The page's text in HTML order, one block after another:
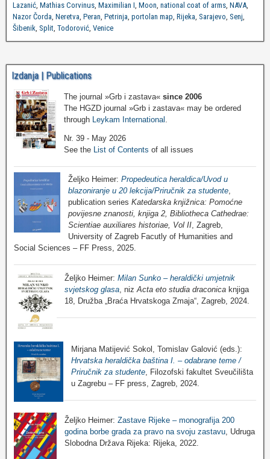
Lazanić, Mathias Corvinus, Maximilian I, Moon, national coat of arms, NAVA,
Nazor Čorda, Neretva, Peran, Petrinja, portolan map, Rijeka, Sarajevo, Senj,
Šibenik, Split, Todorović, Venice
Izdanja | Publications
The journal »Grb i zastava« since 2006
The HGZD journal »Grb i zastava« may be ordered
through
Leykam International
Nr. 39 - May 2026
See the
List of Contents of all issues
Željko Heimer: Propedeutica heraldica/Uvod u
blazoniranje u 20 lekcija/Priručnik za studente,
publication series Katedarska knjižnica: Pomoćne
povijesne znanosti, knjiga 2, Bibliotheca Cathedrae:
Scientiae auxiliares historiae, Vol II, Zagreb,
University of Zagreb Facutly of Humanities and
Social Sciences – FF Press, 2025.
Željko Heimer: Milan Sunko – heraldički umjetnik
svjetskog glasa , niz Acta eto studia draconica knjiga
18, Družba „Braća Hrvatskoga Zmaja“, Zagreb, 2024.
Mirjana Matijević Sokol, Tomislav Galović (eds.):
Hrvatska heraldička baština I. – odabrane teme /
Priručnik za studente, Filozofski fakultet Sveučilišta
u Zagrebu – FF press, Zagreb, 2024.
Željko Heimer: Zastave Rijeke – monografija 200
godina borbe grada za pravo na svoju zastavu, Udruga
Slobodna Država Rijeka: Rijeka, 2022.